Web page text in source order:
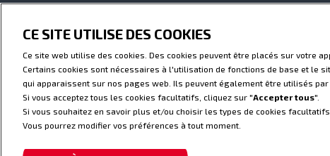
RETOUR
Conditions d’utilisation Avis de
Déclatation relative aux Télématique
affiliés.
CE SITE UTILISE DES COOKIES
Ce site web utilise des cookies. Des cookies peuvent être placés sur votre
Certains cookies sont nécessaires à l'utilisation de fonctions de base et le
qui apparaissent sur nos pages web. Ils peuvent également être utilisés
Si vous acceptez tous les cookies facultatifs, cliquez sur "Accepter tous".
Si vous souhaitez en savoir plus et/ou choisir les types de cookies
Vous pourrez modifier vos préférences à tout moment.